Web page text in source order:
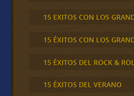
15 EXITOS CON LOS
15 ÉXITOS CON LOS
15 ÉXITOS DEL ROCK &
15 ÉXITOS DEL VERANO